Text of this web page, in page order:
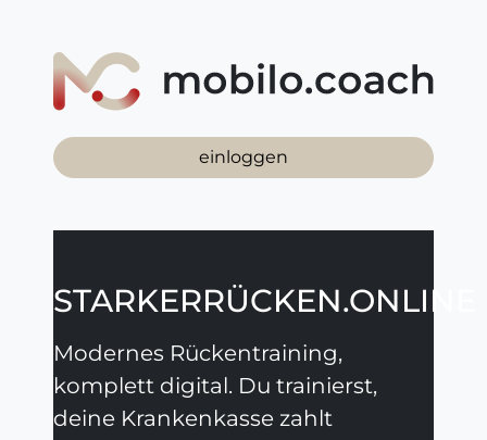
einloggen
STARKERRÜCKEN.ONLINE
Modernes Rückentraining,
komplett digital. Du trainierst,
deine Krankenkasse zahlt